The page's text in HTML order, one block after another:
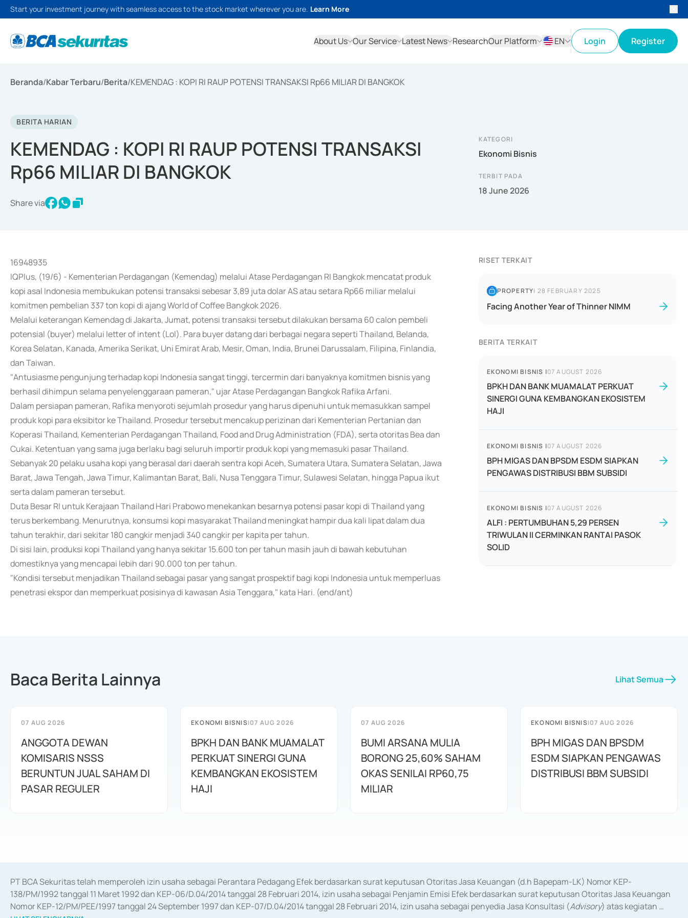
Start your investment journey with seamless access to the stock market wherever you are. Learn More
About Us Our Service Latest News ResearchOur Platform
EN
Login Register
Beranda/Kabar Terbaru/Berita/KEMENDAG : KOPI RI RAUP POTENSI TRANSAKSI Rp66 MILIAR DI BANGKOK
BERITA HARIAN
KEMENDAG : KOPI RI RAUP POTENSI TRANSAKSI
Rp66 MILIAR DI BANGKOK
Share via
KATEGORI
Ekonomi Bisnis
TERBIT PADA
18 June 2026
16948935
IQPlus, (19/6) - Kementerian Perdagangan (Kemendag) melalui Atase Perdagangan RI Bangkok mencatat produk
kopi asal Indonesia membukukan potensi transaksi sebesar 3,89 juta dolar AS atau setara Rp66 miliar melalui
komitmen pembelian 337 ton kopi di ajang World of Coffee Bangkok 2026.
Melalui keterangan Kemendag di Jakarta, Jumat, potensi transaksi tersebut dilakukan bersama 60 calon pembeli
potensial (buyer) melalui letter of intent (Lol). Para buyer datang dari berbagai negara seperti Thailand, Belanda,
Korea Selatan, Kanada, Amerika Serikat, Uni Emirat Arab, Mesir, Oman, India, Brunei Darussalam, Filipina, Finlandia,
dan Taiwan.
"Antusiasme pengunjung terhadap kopi Indonesia sangat tinggi, tercermin dari banyaknya komitmen bisnis yang
berhasil dihimpun selama penyelenggaraan pameran," ujar Atase Perdagangan Bangkok Rafika Arfani.
Dalam persiapan pameran, Rafika menyoroti sejumlah prosedur yang harus dipenuhi untuk memasukkan sampel
produk kopi para eksibitor ke Thailand. Prosedur tersebut mencakup perizinan dari Kementerian Pertanian dan
Koperasi Thailand, Kementerian Perdagangan Thailand, Food and Drug Administration (FDA), serta otoritas Bea dan
Cukai. Ketentuan yang sama juga berlaku bagi seluruh importir produk kopi yang memasuki pasar Thailand.
Sebanyak 20 pelaku usaha kopi yang berasal dari daerah sentra kopi Aceh, Sumatera Utara, Sumatera Selatan, Jawa
Barat, Jawa Tengah, Jawa Timur, Kalimantan Barat, Bali, Nusa Tenggara Timur, Sulawesi Selatan, hingga Papua ikut
serta dalam pameran tersebut.
Duta Besar RI untuk Kerajaan Thailand Hari Prabowo menekankan besarnya potensi pasar kopi di Thailand yang
terus berkembang. Menurutnya, konsumsi kopi masyarakat Thailand meningkat hampir dua kali lipat dalam dua
tahun terakhir, dari sekitar 180 cangkir menjadi 340 cangkir per kapita per tahun.
Di sisi lain, produksi kopi Thailand yang hanya sekitar 15.600 ton per tahun masih jauh di bawah kebutuhan
domestiknya yang mencapai lebih dari 90.000 ton per tahun.
"Kondisi tersebut menjadikan Thailand sebagai pasar yang sangat prospektif bagi kopi Indonesia untuk memperluas
penetrasi ekspor dan memperkuat posisinya di kawasan Asia Tenggara," kata Hari. (end/ant)
RISET TERKAIT
PROPERTY| 28 FEBRUARY 2025
Facing Another Year of Thinner NIMM
BERITA TERKAIT
EKONOMI BISNIS |07 AUGUST 2026
BPKH DAN BANK MUAMALAT PERKUAT
SINERGI GUNA KEMBANGKAN EKOSISTEM
HAJI
EKONOMI BISNIS |07 AUGUST 2026
BPH MIGAS DAN BPSDM ESDM SIAPKAN
PENGAWAS DISTRIBUSI BBM SUBSIDI
EKONOMI BISNIS |07 AUGUST 2026
ALFI : PERTUMBUHAN 5,29 PERSEN
TRIWULAN II CERMINKAN RANTAI PASOK
SOLID
Baca Berita Lainnya Lihat Semua
07 AUG 2026
ANGGOTA DEWAN
KOMISARIS NSSS
BERUNTUN JUAL SAHAM DI
PASAR REGULER
EKONOMI BISNIS|07 AUG 2026
BPKH DAN BANK MUAMALAT
PERKUAT SINERGI GUNA
KEMBANGKAN EKOSISTEM
HAJI
07 AUG 2026
BUMI ARSANA MULIA
BORONG 25,60% SAHAM
OKAS SENILAI RP60,75
MILIAR
EKONOMI BISNIS|07 AUG 2026
BPH MIGAS DAN BPSDM
ESDM SIAPKAN PENGAWAS
DISTRIBUSI BBM SUBSIDI
PT BCA Sekuritas telah memperoleh izin usaha sebagai Perantara Pedagang Efek berdasarkan surat keputusan Otoritas Jasa Keuangan (d.h Bapepam-LK) Nomor KEP-
138/PM/1992 tanggal 11 Maret 1992 dan KEP-06/D.04/2014 tanggal 28 Februari 2014, izin usaha sebagai Penjamin Emisi Efek berdasarkan surat keputusan Otoritas Jasa Keuangan
Nomor KEP-12/PM/PEE/1997 tanggal 24 September 1997 dan KEP-07/D.04/2014 tanggal 28 Februari 2014, izin usaha sebagai penyedia Jasa Konsultasi (Advisory) atas kegiatan